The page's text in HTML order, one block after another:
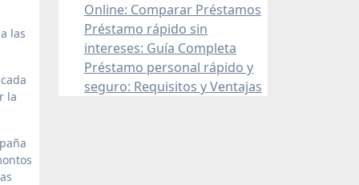
las
la
Online: Comparar Préstamos
Préstamo rápido sin
intereses: Guía Completa
Préstamo personal rápido y
seguro: Requisitos y Ventajas